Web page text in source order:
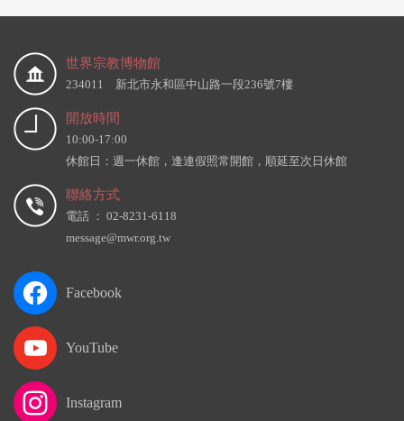
世界宗教博物館
234011 新北市永和區中山路一段236號7樓
開放時間
10:00-17:00
休館日：週一休館，逢連假照常開館，順延至次日休館
聯絡方式
電話 ： 02-8231-6118
message@mwr.org.tw
Facebook
YouTube
Instagram